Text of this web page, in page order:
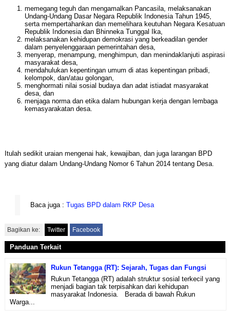
memegang teguh dan mengamalkan Pancasila, melaksanakan
Undang-Undang Dasar Negara Republik Indonesia Tahun 1945,
serta mempertahankan dan memelihara keutuhan Negara Kesatuan
Republik Indonesia dan Bhinneka Tunggal Ika,
melaksanakan kehidupan demokrasi yang berkeadilan gender
dalam penyelenggaraan pemerintahan desa,
menyerap, menampung, menghimpun, dan menindaklanjuti aspirasi
masyarakat desa,
mendahulukan kepentingan umum di atas kepentingan pribadi,
kelompok, dan/atau golongan,
menghormati nilai sosial budaya dan adat istiadat masyarakat
desa, dan
menjaga norma dan etika dalam hubungan kerja dengan lembaga
kemasyarakatan desa.
Itulah sedikit uraian mengenai hak, kewajiban, dan juga larangan BPD
yang diatur dalam Undang-Undang Nomor 6 Tahun 2014 tentang Desa.
Baca juga : Tugas BPD dalam RKP Desa
Bagikan ke: Twitter Facebook
Panduan Terkait
Rukun Tetangga (RT): Sejarah, Tugas dan Fungsi
Rukun Tetangga (RT) adalah struktur sosial terkecil yang
menjadi bagian tak terpisahkan dari kehidupan
masyarakat Indonesia. Berada di bawah Rukun
Warga...